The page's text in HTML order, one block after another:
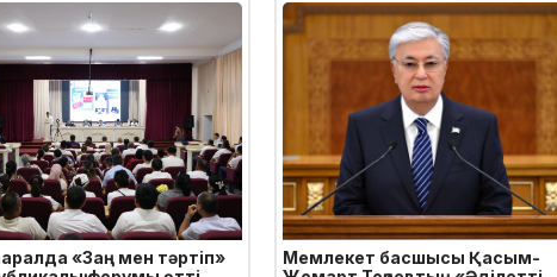
«Заң мен тәртіп»
Мемлекет басшысы Қасым-